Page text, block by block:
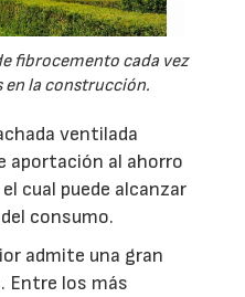
fibrocemento cada vez
en la construcción.
ventilada
aportación al ahorro
cual puede alcanzar
consumo.
admite una gran
Entre los más